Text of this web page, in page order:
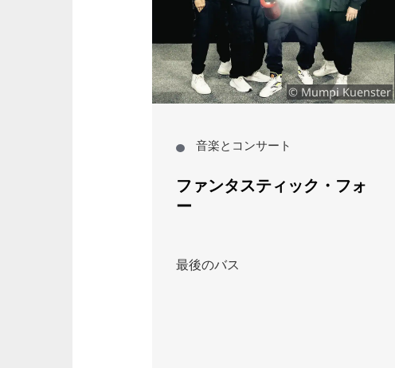
© Mumpi Kuenster
音楽とコンサート
ファンタスティック・フォ
ー
最後のバス